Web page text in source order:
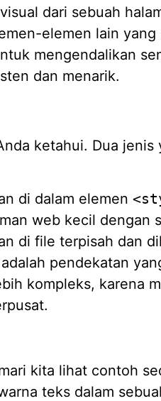
dari sebuah
elemen lain yang
mengendalikan
dan menarik.
ketahui. Dua jenis
di dalam elemen
web kecil dengan
di file terpisah dan
pendekatan
kompleks, karena
kita lihat contoh
teks dalam